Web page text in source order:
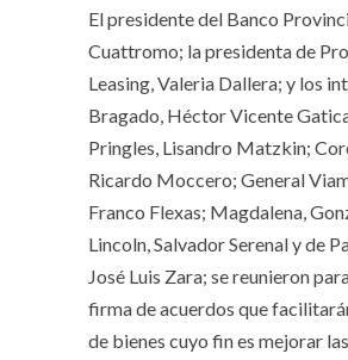
El presidente del Banco
Cuattromo; la presidenta de
Leasing, Valeria Dallera; y los
Bragado, Héctor Vicente
Pringles, Lisandro Matzkin;
Ricardo Moccero; General
Franco Flexas; Magdalena,
Lincoln, Salvador Serenal y de
José Luis Zara; se reunieron
firma de acuerdos que
de bienes cuyo fin es mejorar las